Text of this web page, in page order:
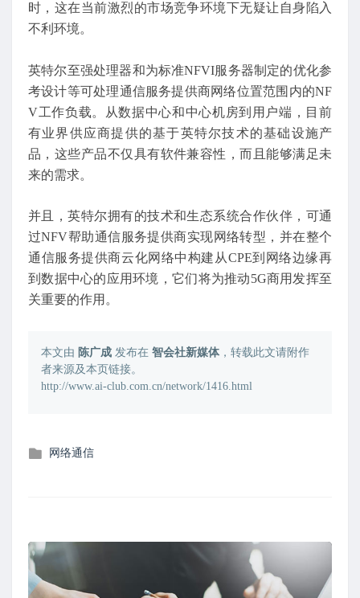
时，这在当前激烈的市场竞争环境下无疑让自身陷入
不利环境。
英特尔至强处理器和为标准NFVI服务器制定的优化参
考设计等可处理通信服务提供商网络位置范围内的NF
V工作负载。从数据中心和中心机房到用户端，目前
有业界供应商提供的基于英特尔技术的基础设施产
品，这些产品不仅具有软件兼容性，而且能够满足未
来的需求。
并且，英特尔拥有的技术和生态系统合作伙伴，可通
过NFV帮助通信服务提供商实现网络转型，并在整个
通信服务提供商云化网络中构建从CPE到网络边缘再
到数据中心的应用环境，它们将为推动5G商用发挥至
关重要的作用。
本文由 陈广成 发布在 智会社新媒体，转载此文请附作
者来源及本页链接。
http://www.ai-club.com.cn/network/1416.html
发
网络通信